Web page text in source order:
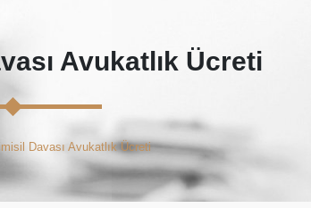
Avukatlık Ücreti
Davası Avukatlık Ücreti